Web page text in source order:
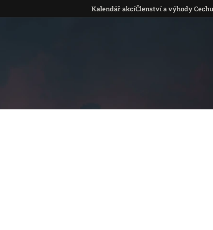
Kalendář akcíČlenství a výhody Cechu